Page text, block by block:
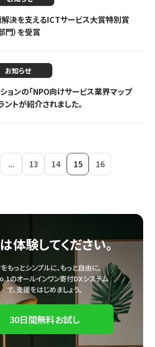
決を支えるICTサービス大賞特別賞
門）を受賞
お知らせ
ョンの「NPO向けサービス業界マップ
ントが紹介されました。
... 13 14 15 16
体験してください。
もっとシンプルに、もっと自由に。
のオールインワン寄付DXシステム
で、支援をはじめましょう。
30日間無料お試し